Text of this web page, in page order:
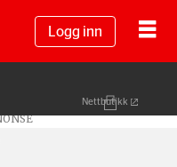
Logg inn
Nettbutikk